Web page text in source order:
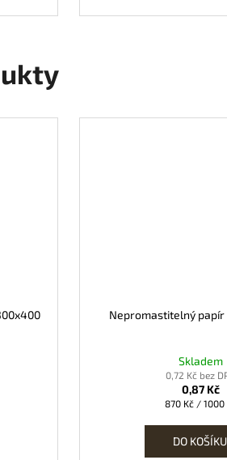
Nepromastitelný papír
Skladem
0,72 Kč bez
0,87 Kč
Měrná
870 Kč / 1000
DO KOŠÍKU